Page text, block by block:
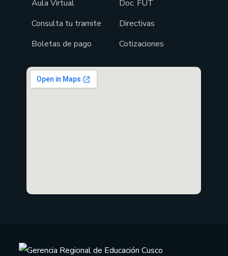
Aula Virtual
Consulta tu tramite
Boletas de pago
Doc. FUT
Directivas
Cotizaciones